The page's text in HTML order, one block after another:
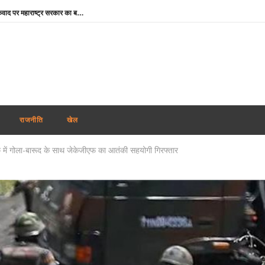
Maharashtra News: आतंकवाद पर महाराष्ट्र सरकार का बड़ा एक्शन, 114 कट्टरपंथी प्रकाशनों पर लगाया प्रतिबंध
Share Market Today: गिरावट के साथ खुला शेयर बाजार, सेंसेक्स 267 अंक टूटा, निफ्टी 24,600 के नीचे
JPSC-JSSC Protest: 14वें दिन भी जारी छात्रों का आंदोलन, भूख हड़ताल पर अड़े अभ्यर्थी; पेपर लीक जांच की मांग तेज
Instagram CSEAM: इंस्टाग्राम पर बच्चों के यौन शोषण से जुड़े 50 से अधिक मामलों पर NHRC सख्त, Meta को नोटिस
Rabindranath Tagore Death Anniversary : राष्ट्रपति नहीं, नेताओं ने दी श्रद्धांजलि, ओम बिड़ला से योगी तक ने किया नमन
राजनीति खेल
गोला-बारूद के साथ जेकेजीएफ का आतंकी सहयोगी गिरफ्तार